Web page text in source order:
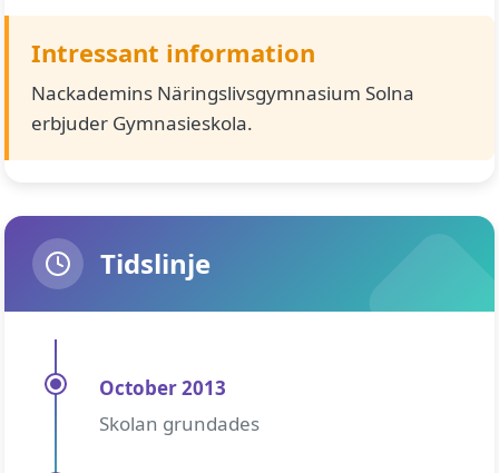
Intressant information
Nackademins Näringslivsgymnasium Solna
erbjuder Gymnasieskola.
Tidslinje
October 2013
Skolan grundades